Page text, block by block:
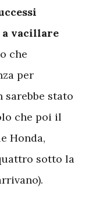
a vacillare
che
per
stato
che poi il
Honda,
sotto la